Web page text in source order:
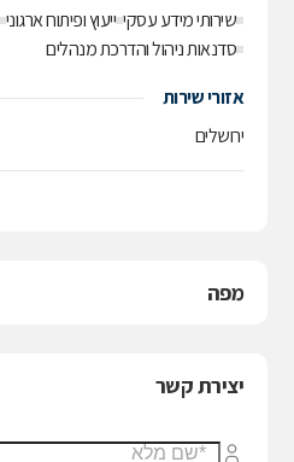
שירותי מידע עסקי ייעוץ ופיתוח ארגוני
סדנאות ניהול והדרכת מנהלים
אזורי שירות
ירושלים
מפה
יצירת קשר